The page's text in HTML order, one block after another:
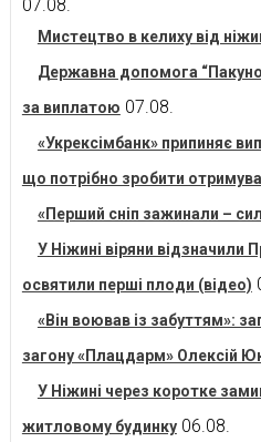
07.08.
Мистецтво в келиху від
Державна допомога
за виплатою 07.08.
«Укрексімбанк» припиняє
що потрібно зробити
«Перший сніп зажинали –
У Ніжині віряни відзначили
освятили перші плоди (відео)
«Він воював із забуттям»:
загону «Плацдарм» Олексій
У Ніжині через коротке
житловому будинку 06.08.